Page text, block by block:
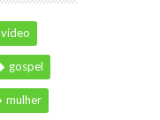
vídeo
gospel
mulher